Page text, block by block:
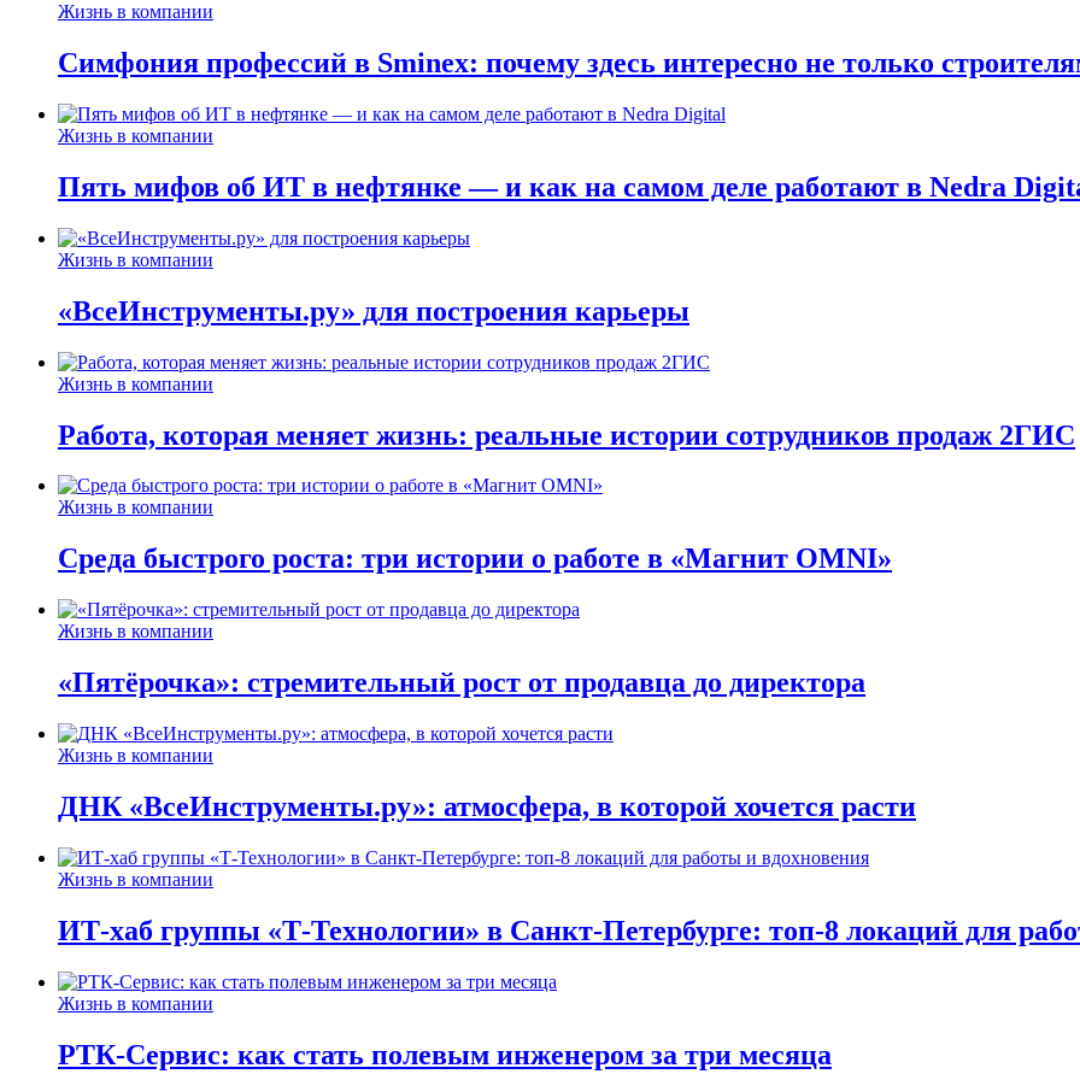
Жизнь в компании
Симфония профессий в Sminex: почему здесь интересно не только
Жизнь в компании
Пять мифов об ИТ в нефтянке — и как на самом деле работают в Nedra
Жизнь в компании
«ВсеИнструменты.ру» для построения карьеры
Жизнь в компании
Работа, которая меняет жизнь: реальные истории сотрудников продаж 2ГИС
Жизнь в компании
Среда быстрого роста: три истории о работе в «Магнит OMNI»
Жизнь в компании
«Пятёрочка»: стремительный рост от продавца до директора
Жизнь в компании
ДНК «ВсеИнструменты.ру»: атмосфера, в которой хочется расти
Жизнь в компании
ИТ-хаб группы «Т-Технологии» в Санкт-Петербурге: топ-8 локаций для
Жизнь в компании
РТК-Сервис: как стать полевым инженером за три месяца